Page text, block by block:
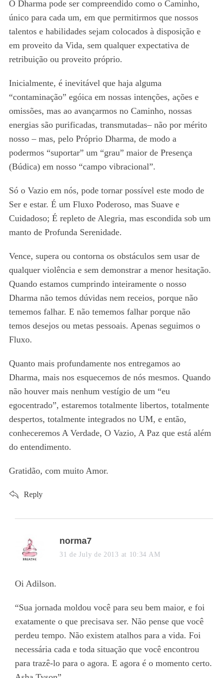
O Dharma pode ser compreendido como o Caminho,
único para cada um, em que permitirmos que nossos
talentos e habilidades sejam colocados à disposição e
em proveito da Vida, sem qualquer expectativa de
retribuição ou proveito próprio.
Inicialmente, é inevitável que haja alguma
“contaminação” egóica em nossas intenções, ações e
omissões, mas ao avançarmos no Caminho, nossas
energias são purificadas, transmutadas– não por mérito
nosso – mas, pelo Próprio Dharma, de modo a
podermos “suportar” um “grau” maior de Presença
(Búdica) em nosso “campo vibracional”.
Só o Vazio em nós, pode tornar possível este modo de
Ser e estar. É um Fluxo Poderoso, mas Suave e
Cuidadoso; É repleto de Alegria, mas escondida sob um
manto de Profunda Serenidade.
Vence, supera ou contorna os obstáculos sem usar de
qualquer violência e sem demonstrar a menor hesitação.
Quando estamos cumprindo inteiramente o nosso
Dharma não temos dúvidas nem receios, porque não
tememos falhar. E não tememos falhar porque não
temos desejos ou metas pessoais. Apenas seguimos o
Fluxo.
Quanto mais profundamente nos entregamos ao
Dharma, mais nos esquecemos de nós mesmos. Quando
não houver mais nenhum vestígio de um “eu
egocentrado”, estaremos totalmente libertos, totalmente
despertos, totalmente integrados no UM, e então,
conheceremos A Verdade, O Vazio, A Paz que está além
do entendimento.
Gratidão, com muito Amor.
Reply
s
a
norma7
31 de July de 2013 at 10:34 AM
Oi Adilson.
“Sua jornada moldou você para seu bem maior, e foi
exatamente o que precisava ser. Não pense que você
perdeu tempo. Não existem atalhos para a vida. Foi
necessária cada e toda situação que você encontrou
para trazê-lo para o agora. E agora é o momento certo.